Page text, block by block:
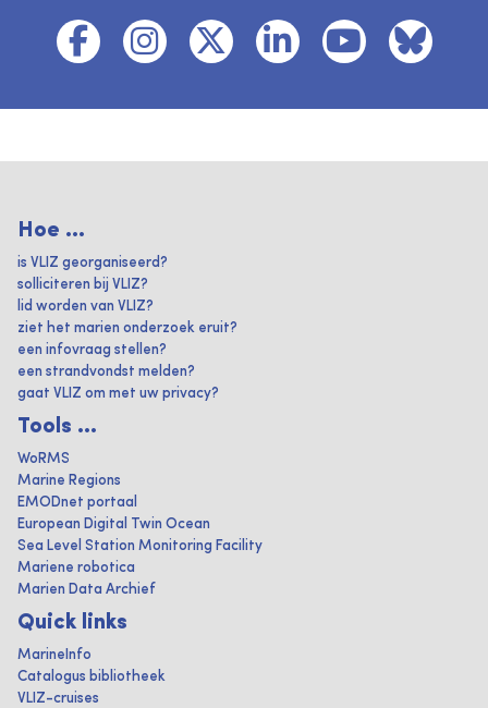
Hoe ...
is VLIZ georganiseerd?
solliciteren bij VLIZ?
lid worden van VLIZ?
ziet het marien onderzoek eruit?
een infovraag stellen?
een strandvondst melden?
gaat VLIZ om met uw privacy?
Tools ...
WoRMS
Marine Regions
EMODnet portaal
European Digital Twin Ocean
Sea Level Station Monitoring Facility
Mariene robotica
Marien Data Archief
Quick links
MarineInfo
Catalogus bibliotheek
VLIZ-cruises